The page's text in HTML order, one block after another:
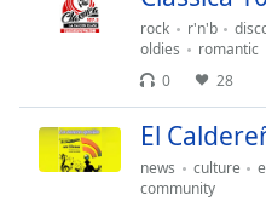
dialog
subtitles
rock r'n'b
oldies
romantic
0
28
El
news culture
community